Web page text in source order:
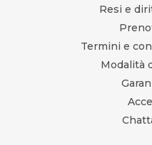
Resi e
Termini e
Modalità